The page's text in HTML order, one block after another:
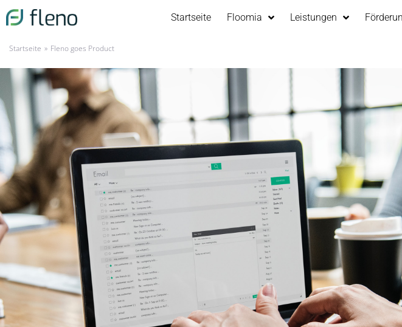
Startseite Floomia Leistungen
Startseite » Fleno goes Product